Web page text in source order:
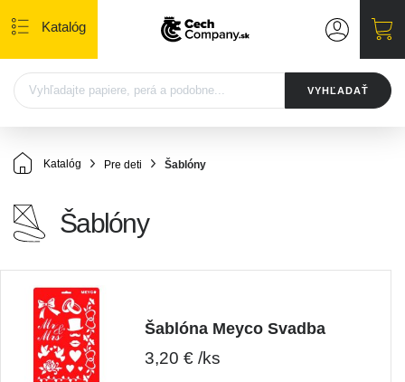
Katalóg
VYHĽADAŤ
Katalóg Pre deti Šablóny
Šablóny
Šablóna Meyco Svadba
3,20 € /ks